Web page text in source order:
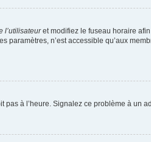
l’utilisateuret modifiez le fuseau horaire
paramètres, n’est accessible qu’aux
à l’heure. Signalez ce problème à un